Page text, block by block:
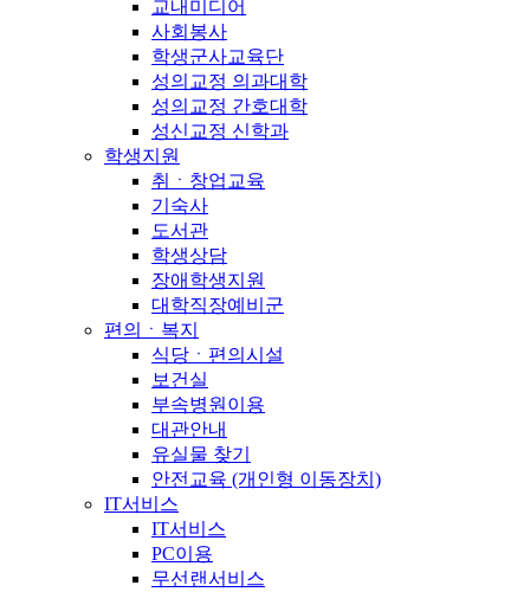
교내미디어
사회봉사
학생군사교육단
성의교정 의과대학
성의교정 간호대학
성신교정 신학과
학생지원
취ㆍ창업교육
기숙사
도서관
학생상담
장애학생지원
대학직장예비군
편의ㆍ복지
식당ㆍ편의시설
보건실
부속병원이용
대관안내
유실물 찾기
안전교육 (개인형 이동장치)
IT서비스
IT서비스
PC이용
무선랜서비스